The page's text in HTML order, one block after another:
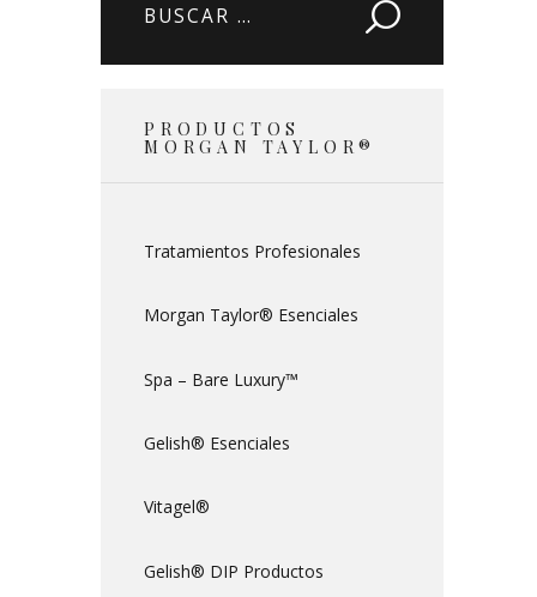
Buscar:
PRODUCTOS
MORGAN TAYLOR®
Tratamientos Profesionales
Morgan Taylor® Esenciales
Spa – Bare Luxury™
Gelish® Esenciales
Vitagel®
Gelish® DIP Productos